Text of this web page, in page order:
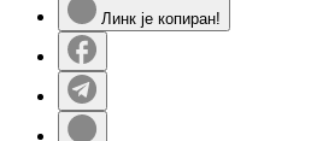
Линк је копиран!